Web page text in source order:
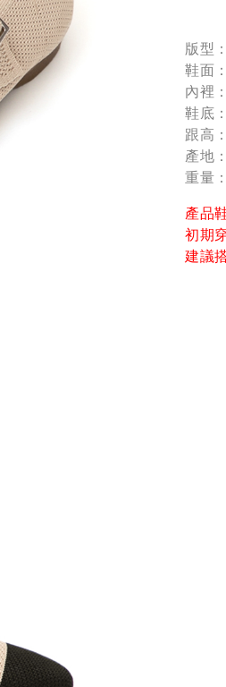
版型
鞋面
內裡
鞋底
跟高
產地
重量
產品
初期
建議